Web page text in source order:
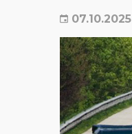
07.10.2025